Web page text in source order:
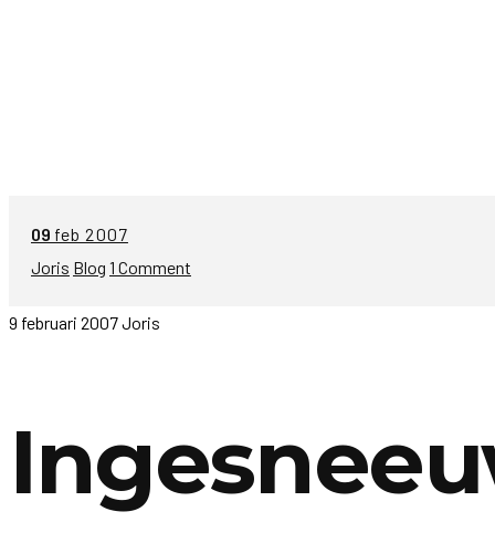
09 feb 2007
Joris Blog 1 Comment
9 februari 2007Joris